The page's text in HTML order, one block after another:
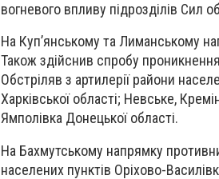
вогневого впливу підрозділів Сил
На Куп’янському та Лиманському
Також здійснив спробу
Обстріляв з артилерії райони
Харківської області; Невське,
Ямполівка Донецької області.
На Бахмутському напрямку
населених пунктів Оріхово-